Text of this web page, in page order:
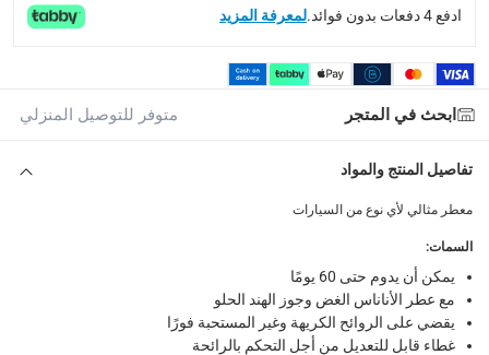
1 معطر جو ليتل تريز فايبر كان برائحة كاريبيان كولادا 30 جرام
ادفع 4 دفعات بدون فوائد. لمعرفة المزيد
ابحث في المتجر متوفر للتوصيل المنزلي
تفاصيل المنتج والمواد
معطر مثالي لأي نوع من السيارات
السمات:
يمكن أن يدوم حتى 60 يومًا
مع عطر الأناناس الغض وجوز الهند الحلو
يقضي على الروائح الكريهة وغير المستحبة فورًا
غطاء قابل للتعديل من أجل التحكم بالرائحة